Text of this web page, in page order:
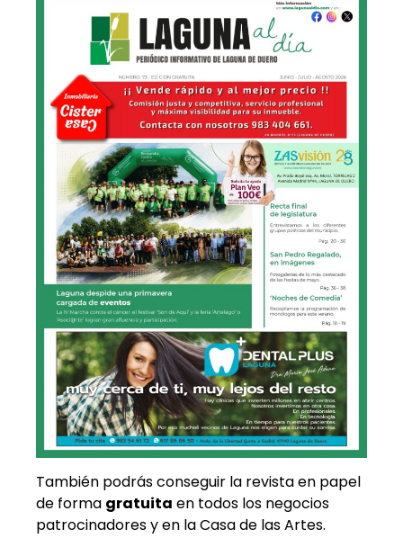
También podrás conseguir la revista en papel
de forma gratuita en todos los negocios
patrocinadores y en la Casa de las Artes.